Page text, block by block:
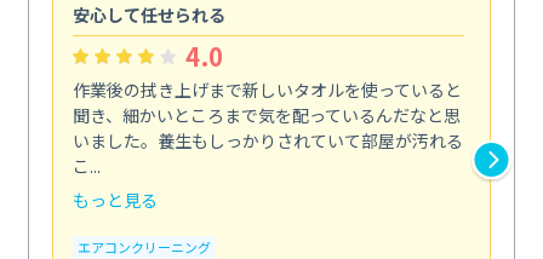
安心して任せられる
4.0
作業後の拭き上げまで新しいタオルを使っていると
聞き、細かいところまで気を配っているんだなと思
いました。養生もしっかりされていて部屋が汚れる
こ...
もっと見る
エアコンクリーニング